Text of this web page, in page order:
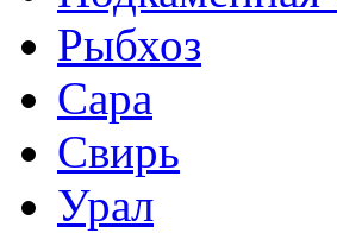
Рыбхоз
Сара
Свирь
Урал